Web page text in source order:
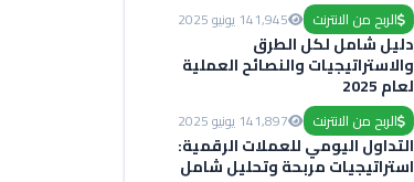
الربح من الانترنت 1,94514 يونيو 2025
دليل شامل لكل الطرق
والاستراتيجيات والنصائح العملية
لعام 2025
الربح من الانترنت 1,89714 يونيو 2025
التداول اليومي للعملات الرقمية:
استراتيجيات مربحة وتحليل شامل